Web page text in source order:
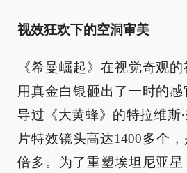
视效狂欢下的空洞审美
《希曼崛起》在视觉奇观
用真金白银砸出了一时的
导过《大黄蜂》的特拉维斯
片特效镜头高达1400多个
倍多。为了重塑埃坦尼亚